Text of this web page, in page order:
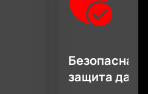
Безопасная
защита